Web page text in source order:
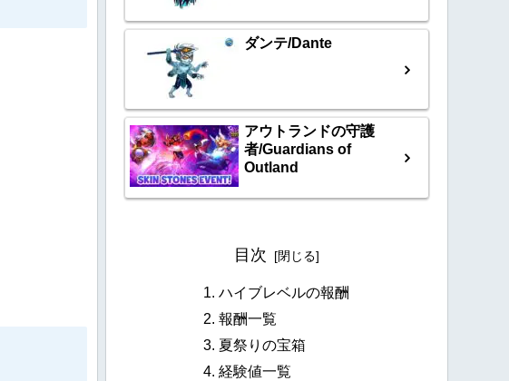
ダンテ/Dante
アウトランドの守護
者/Guardians of
Outland
目次
ハイブレベルの報酬
報酬一覧
夏祭りの宝箱
経験値一覧